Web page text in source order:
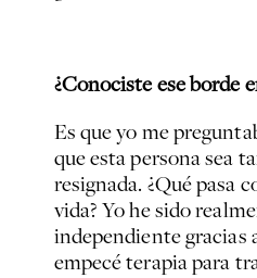
¿Conociste ese borde
Es que yo me
que esta persona sea
resignada. ¿Qué pasa
vida? Yo he sido
independiente gracias
empecé terapia para